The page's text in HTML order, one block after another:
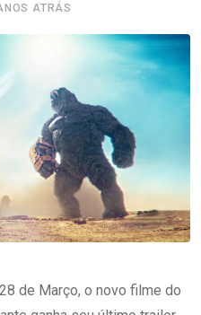
ATRÁS
de Março, o novo filme do